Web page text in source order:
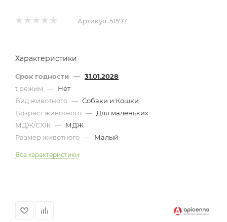
Артикул: 51597
Характеристики
Срок годности — 31.01.2028
t режим — Нет
Вид животного — Собаки и Кошки
Возраст животного — Для маленьких
МДЖ/СХЖ — МДЖ
Размер животного — Малый
Все характеристики